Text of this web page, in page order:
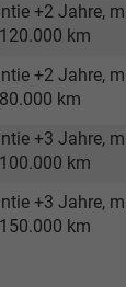
+2 Jahre,
km
+2 Jahre,
km
+3 Jahre,
km
+3 Jahre,
km